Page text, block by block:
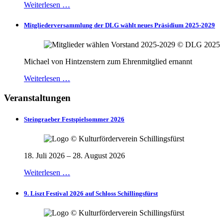
Weiterlesen …
Mitgliederversammlung der DLG wählt neues Präsidium 2025-2029
Michael von Hintzenstern zum Ehrenmitglied ernannt
Weiterlesen …
Veranstaltungen
Steingraeber Festspielsommer 2026
18. Juli 2026 – 28. August 2026
Weiterlesen …
9. Liszt Festival 2026 auf Schloss Schillingsfürst